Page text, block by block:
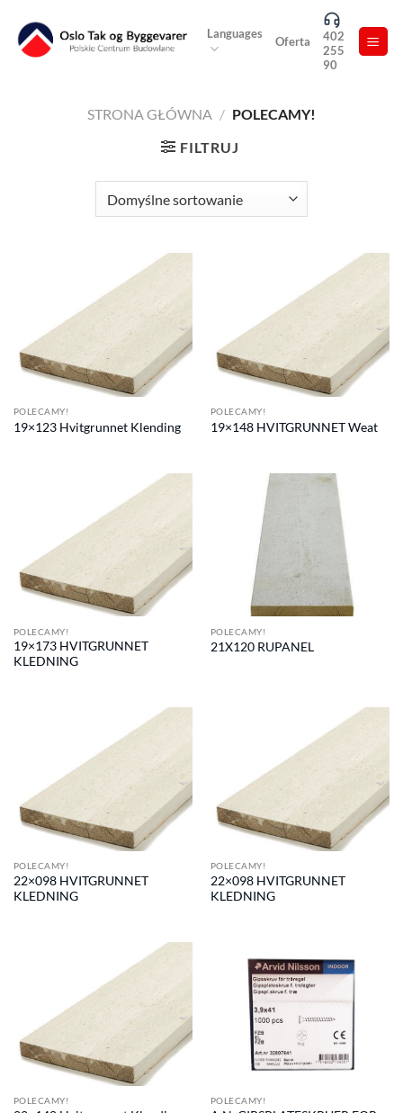
content
Languages
Oferta
402
255
90
STRONA GŁÓWNA / POLECAMY!
FILTRUJ
POLECAMY!
19×123 Hvitgrunnet Klending
POLECAMY!
19×148 HVITGRUNNET Weat
POLECAMY!
19×173 HVITGRUNNET
KLEDNING
POLECAMY!
21X120 RUPANEL
POLECAMY!
22×098 HVITGRUNNET
KLEDNING
POLECAMY!
22×098 HVITGRUNNET
KLEDNING
POLECAMY! POLECAMY!